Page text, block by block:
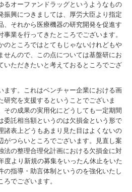
オーファンドラッグというようなもの
振興につきましては、厚労大臣より指定
、それから医療機器の研究開発を促進す
業を行ってきたところでございます。
のところではとてもじゃないけれどもや
せんので、この点については基盤研にお
いただきたいと考えておるところでござ
す。これはベンチャー企業における画
研究を支援するということでございま
その成果の実用化にどうしても一定期間
委託相当額というのは欠損金という形で
諸表上どうもあまり見た目はよくないの
がつらいところでございます。見直し案
法の整理合理化計画における欠損金に対
度より新規の募集をいったん休止をいた
の指導・助言体制というのを強化いたし
でございます。